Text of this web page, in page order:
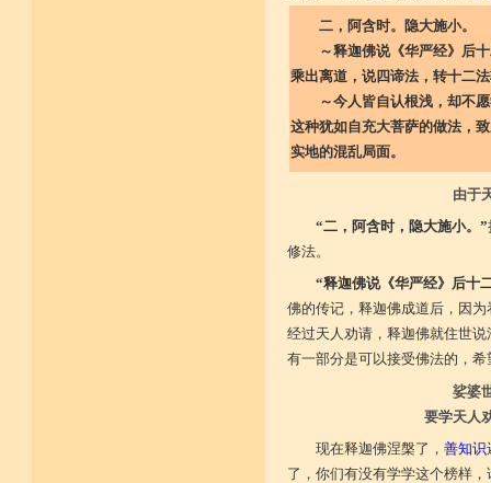
二，阿含时。隐大施小。
～释迦佛说《华严经》后十
乘出离道，说四谛法，转十二
～今人皆自认根浅，却不愿
这种犹如自充大菩萨的做法，
实地的混乱局面。
由于
“二，阿含时，隐大施小。”
修法。
“释迦佛说《华严经》后十
佛的传记，释迦佛成道后，因
经过天人劝请，释迦佛就住世
有一部分是可以接受佛法的，希
娑婆
要学天人
现在释迦佛涅槃了， 善知识
了，你们有没有学学这个榜样